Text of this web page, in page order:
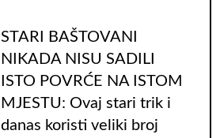
STARI BAŠTOVANI
NIKADA NISU SADILI
ISTO POVRĆE NA ISTOM
MJESTU: Ovaj stari trik i
danas koristi veliki broj